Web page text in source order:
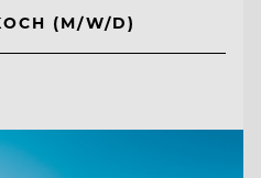
(M/W/D)